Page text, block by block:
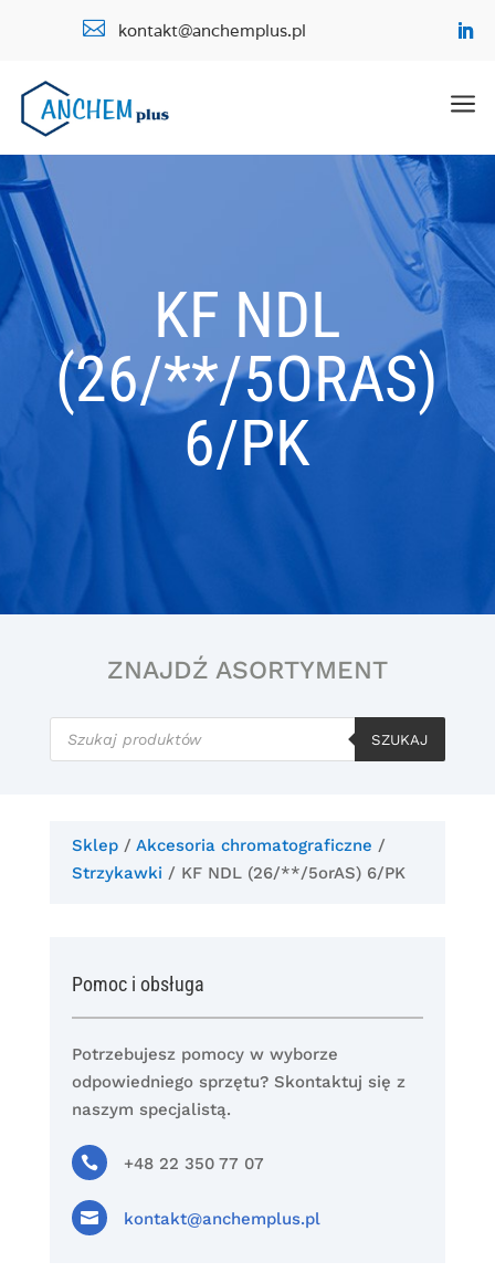
 kontakt@anchemplus.pl
a
KF NDL
(26/**/5ORAS)
6/PK
ZNAJDŹ ASORTYMENT
Wyszukiwarka
produktów
SZUKAJ
Sklep/ Akcesoria chromatograficzne /
Strzykawki / KF NDL (26/**/5orAS) 6/PK
Pomoc i obsługa
Potrzebujesz pomocy w wyborze
odpowiedniego sprzętu? Skontaktuj się z
naszym specjalistą.
 +48 22 350 77 07
 kontakt@anchemplus.pl